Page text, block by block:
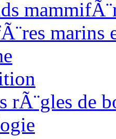
marins
rÃ¨gles de